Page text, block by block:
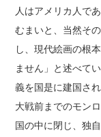
人はアメリカ人で
むまいと、当然そ
し、現代絵画の根
ません」と述べて
義を国是に建国さ
大戦前までのモン
国の中に閉じ、独